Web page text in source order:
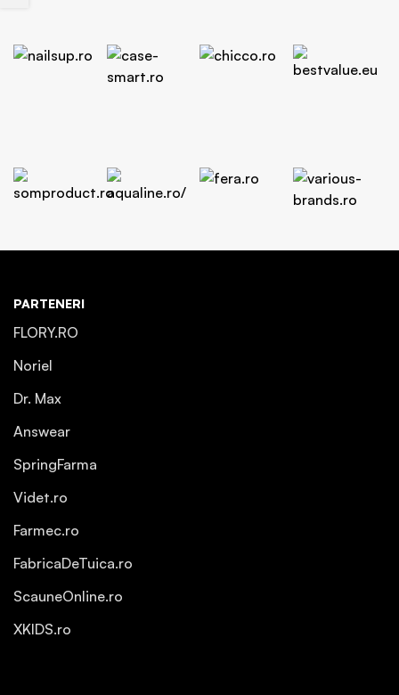
PARTENERI
FLORY.RO
Noriel
Dr. Max
Answear
SpringFarma
Videt.ro
Farmec.ro
FabricaDeTuica.ro
ScauneOnline.ro
XKIDS.ro